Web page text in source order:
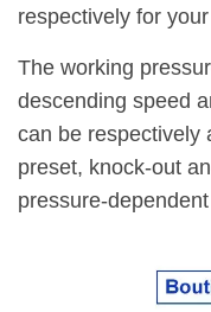
respectively for
The working
descending speed
can be respectively
preset, knock-out
pressure-